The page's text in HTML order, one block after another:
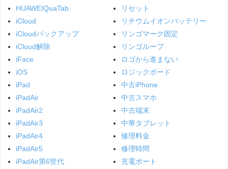
HUAWEIQuaTab
iCloud
iCloudバックアップ
iCloud解除
iFace
iOS
iPad
iPadAir
iPadAir2
iPadAir3
iPadAir4
iPadAir5
iPadAir第6世代
リセット
リチウムイオンバッテリー
リンゴマーク固定
リンゴループ
ロゴから進まない
ロジックボード
中古iPhone
中古スマホ
中古端末
中華タブレット
修理料金
修理時間
充電ポート